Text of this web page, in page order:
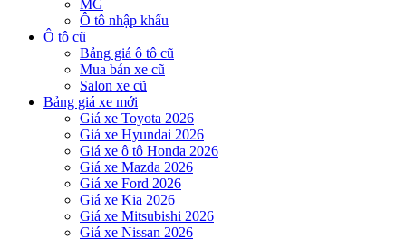
MG
Ô tô nhập khẩu
Ô tô cũ
Bảng giá ô tô cũ
Mua bán xe cũ
Salon xe cũ
Bảng giá xe mới
Giá xe Toyota 2026
Giá xe Hyundai 2026
Giá xe ô tô Honda 2026
Giá xe Mazda 2026
Giá xe Ford 2026
Giá xe Kia 2026
Giá xe Mitsubishi 2026
Giá xe Nissan 2026